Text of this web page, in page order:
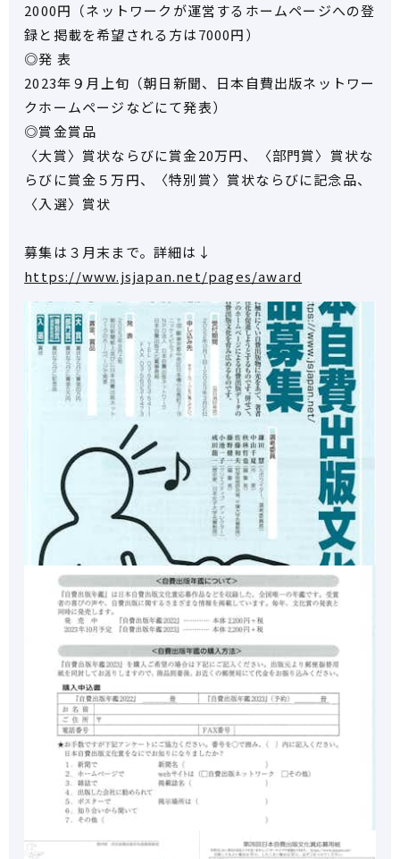
2000円（ネットワークが運営するホームページへの登
録と掲載を希望される方は7000円）
◎発 表
2023年９月上旬（朝日新聞、日本自費出版ネットワー
クホームページなどにて発表）
◎賞金賞品
〈大賞〉賞状ならびに賞金20万円、〈部門賞〉賞状な
らびに賞金５万円、〈特別賞〉賞状ならびに記念品、
〈入選〉賞状
募集は３月末まで。詳細は↓
https://www.jsjapan.net/pages/award